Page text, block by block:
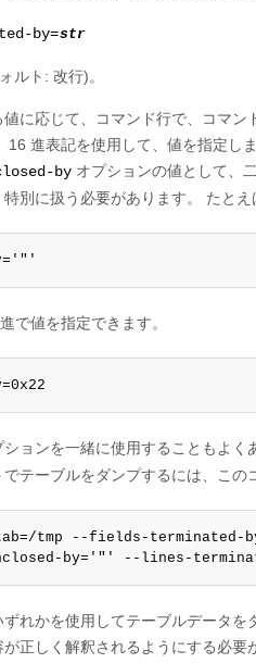
by=str
ルト: 改行)。
に応じて、コマンド行で、コマ
進表記を使用して、値を指定し
by オプションの値として、
別に扱う必要があります。 たと
で値を指定できます。
ョンを一緒に使用することもよ
テーブルをダンプするには、この
tmp --fields-terminated-
by='"' --lines-
れかを使用してテーブルデータ
正しく解釈されるようにする必要